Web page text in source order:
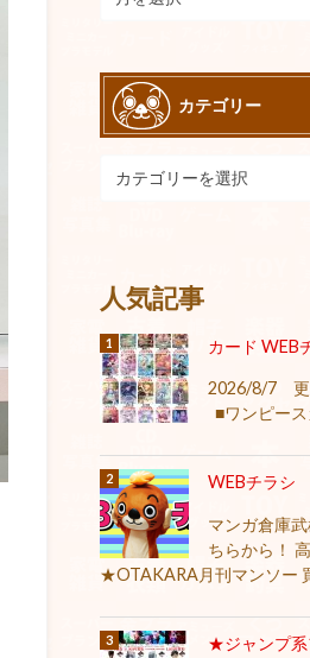
カテゴリー
人気記事
カード WEB
2026/8/7 更
■ワンピー
WEBチラシ
マンガ倉庫
ちらから！
★OTAKARA月刊マンソー
★ジャンプ